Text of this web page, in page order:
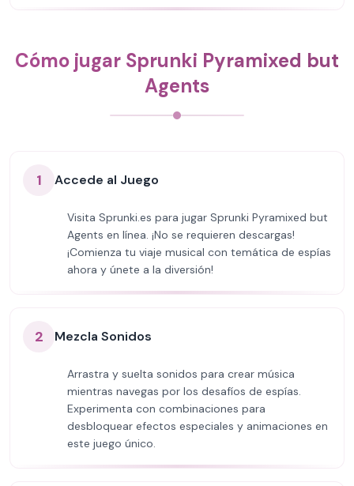
Cómo jugar Sprunki Pyramixed but
Agents
1 Accede al Juego
Visita Sprunki.es para jugar Sprunki Pyramixed but
Agents en línea. ¡No se requieren descargas!
¡Comienza tu viaje musical con temática de espías
ahora y únete a la diversión!
2 Mezcla Sonidos
Arrastra y suelta sonidos para crear música
mientras navegas por los desafíos de espías.
Experimenta con combinaciones para
desbloquear efectos especiales y animaciones en
este juego único.